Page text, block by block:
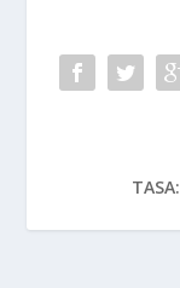
TASA: